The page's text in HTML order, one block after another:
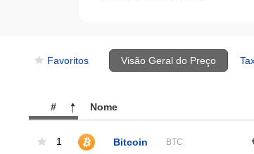
Favoritos Visão Geral do Preço
# Nome
1 Bitcoin BTC